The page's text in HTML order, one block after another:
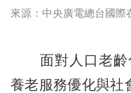
來源：中央廣電總台國際
面對人口老齡
養老服務優化與社